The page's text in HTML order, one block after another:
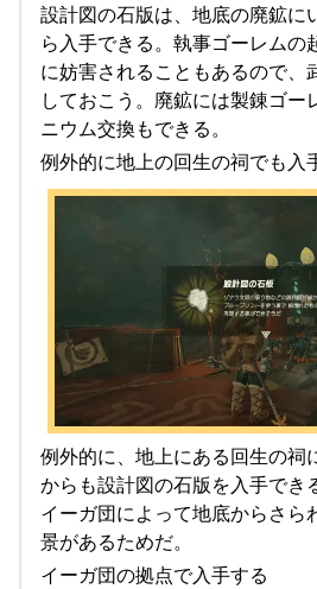
設計図の石版は、地底の廃鉱に
ら入手できる。執事ゴーレムの
に妨害されることもあるので、
しておこう。廃鉱には製錬ゴー
ニウム交換もできる。
例外的に地上の回生の祠でも入
例外的に、地上にある回生の祠
からも設計図の石版を入手でき
イーガ団によって地底からさら
景があるためだ。
イーガ団の拠点で入手する